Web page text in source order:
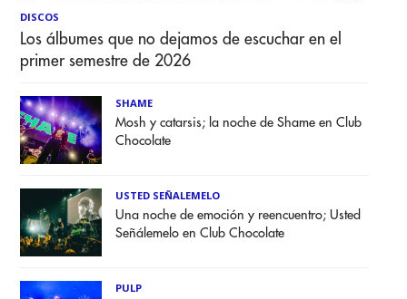
DISCOS
Los álbumes que no dejamos de escuchar en el
primer semestre de 2026
SHAME
Mosh y catarsis; la noche de Shame en Club
Chocolate
USTED SEÑALEMELO
Una noche de emoción y reencuentro; Usted
Señálemelo en Club Chocolate
PULP